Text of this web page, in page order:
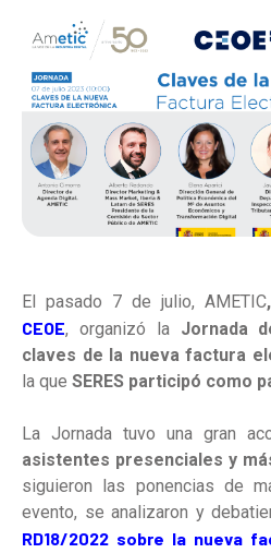
El pasado 7 de julio, AMETIC,
CEOE, organizó la Jornada
claves de la nueva factura
la que SERES participó como
La Jornada tuvo una gran
asistentes presenciales y
siguieron las ponencias de
evento, se analizaron y
RD18/2022 sobre la nueva